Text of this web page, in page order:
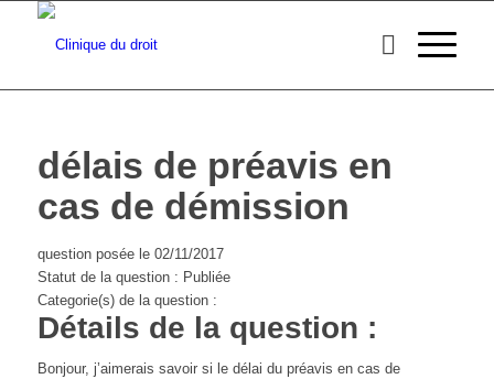
délais de préavis en
cas de démission
question posée le 02/11/2017
Statut de la question : Publiée
Categorie(s) de la question :
Détails de la question :
Bonjour, j’aimerais savoir si le délai du préavis en cas de